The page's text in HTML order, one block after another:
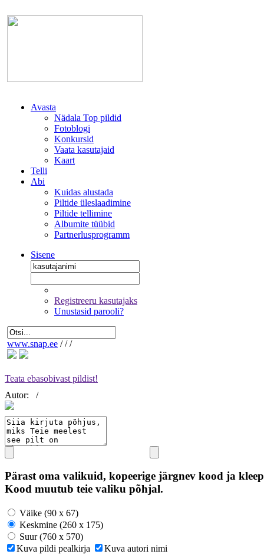
Avasta
Nädala Top pildid
Fotoblogi
Konkursid
Vaata kasutajaid
Kaart
Telli
Abi
Kuidas alustada
Piltide üleslaadimine
Piltide tellimine
Albumite tüübid
Partnerlusprogramm
Sisene
Registreeru kasutajaks
Unustasid parooli?
www.snap.ee / / /
Teata ebasobivast pildist!
Autor:
/
Pärast oma valikuid, kopeerige järgnev kood ja
Kood muutub teie valiku põhjal.
Väike (90 x 67)
Keskmine (260 x 175)
Suur (760 x 570)
Kuva pildi pealkirja
Kuva autori nimi